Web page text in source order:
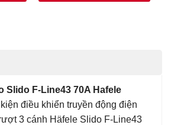
Slido F-Line43 70A Hafele
kiện điều khiển truyền động điện
3 cánh Häfele Slido F-Line43